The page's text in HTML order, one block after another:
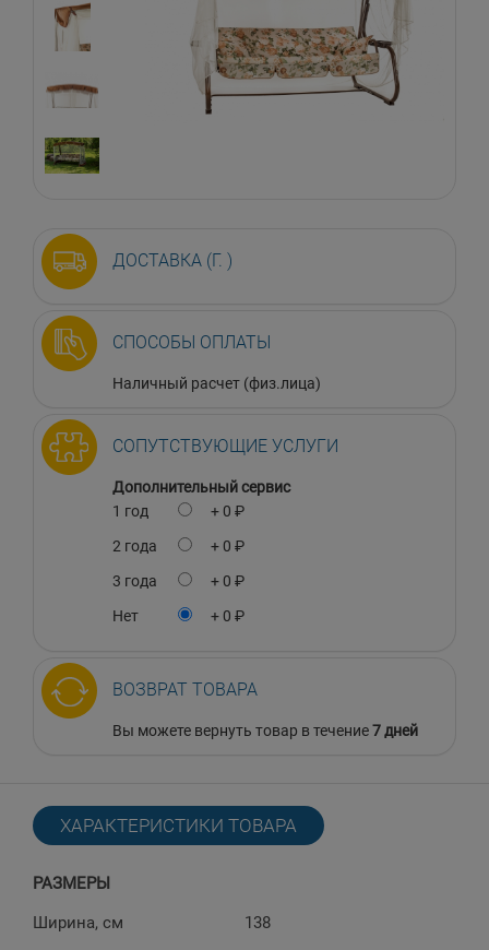
ДОСТАВКА (Г. )
СПОСОБЫ ОПЛАТЫ
Наличный расчет (физ.лица)
СОПУТСТВУЮЩИЕ УСЛУГИ
Дополнительный сервис
1 год
+ 0 ₽
2 года
+ 0 ₽
3 года
+ 0 ₽
Нет
+ 0 ₽
ВОЗВРАТ ТОВАРА
Вы можете вернуть товар в течение7 дней
ХАРАКТЕРИСТИКИ ТОВАРА
РАЗМЕРЫ
Ширина, см
138